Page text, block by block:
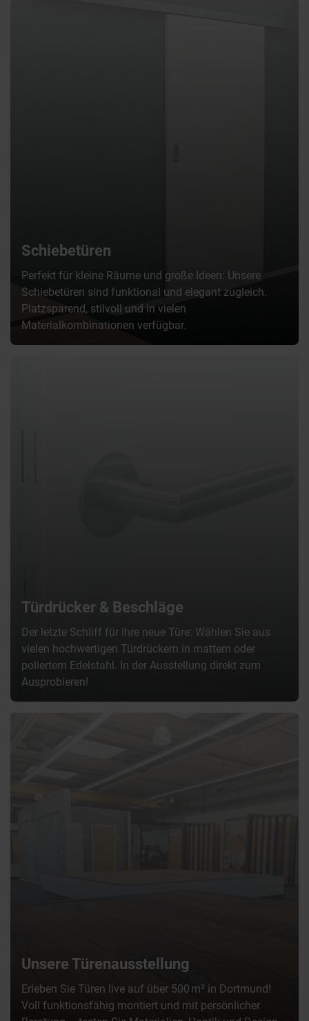
Schiebetüren
Perfekt für kleine Räume und große Ideen: Unsere
Schiebetüren sind funktional und elegant zugleich.
Platzsparend, stilvoll und in vielen
Materialkombinationen verfügbar.
Türdrücker & Beschläge
Der letzte Schliff für Ihre neue Türe: Wählen Sie aus
vielen hochwertigen Türdrückern in mattem oder
poliertem Edelstahl. In der Ausstellung direkt zum
Ausprobieren!
Unsere Türenausstellung
Erleben Sie Türen live auf über 500 m² in Dortmund!
Voll funktionsfähig montiert und mit persönlicher